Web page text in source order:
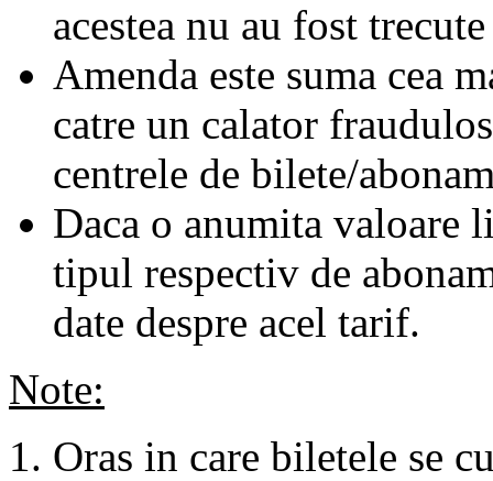
acestea nu au fost
Amenda este suma cea
catre un calator
centrele de bilete/
Daca o anumita valoare
tipul respectiv de
date despre acel tarif.
Note:
Oras in care biletele se